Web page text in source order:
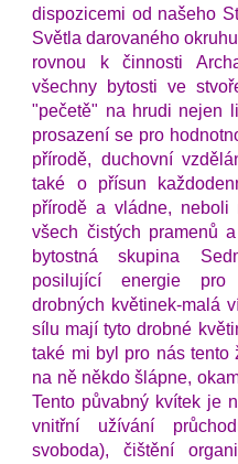
dispozicemi od našeho
Světla darovaného
rovnou k činnosti
všechny bytosti ve
"pečetě" na hrudi nejen
prosazení se pro
přírodě, duchovní
také o přísun
přírodě a vládne, neboli
všech čistých pramenů
bytostná skupina
posilující energie pro
drobných květinek-malá
sílu mají tyto drobné
také mi byl pro nás tento
na ně někdo šlápne,
Tento půvabný kvítek je
vnitřní užívání
svoboda), čištění